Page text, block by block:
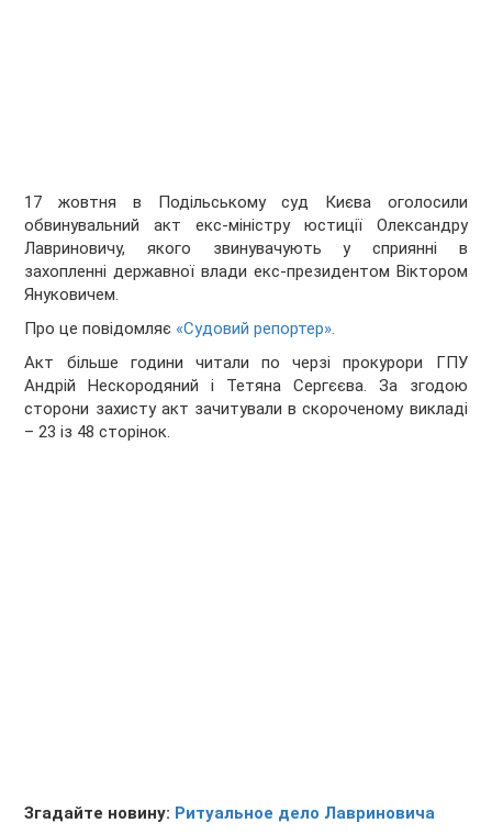
17 жовтня в Подільському суд Києва оголосили
обвинувальний акт екс-міністру юстиції Олександру
Лавриновичу, якого звинувачують у сприянні в
захопленні державної влади екс-президентом Віктором
Януковичем.
Про це повідомляє «Судовий репортер».
Акт більше години читали по черзі прокурори ГПУ
Андрій Нескородяний і Тетяна Сергєєва. За згодою
сторони захисту акт зачитували в скороченому викладі
– 23 із 48 сторінок.
Згадайте новину: Ритуальное дело Лавриновича